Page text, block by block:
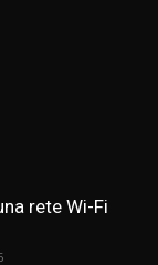
rete Wi-Fi